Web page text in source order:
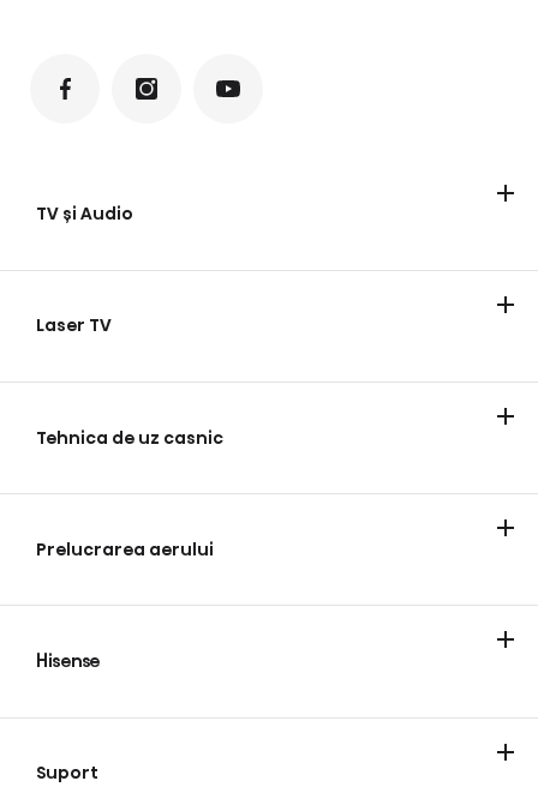
TV și Audio
Laser TV
Tehnica de uz casnic
Prelucrarea aerului
Hisense
Suport